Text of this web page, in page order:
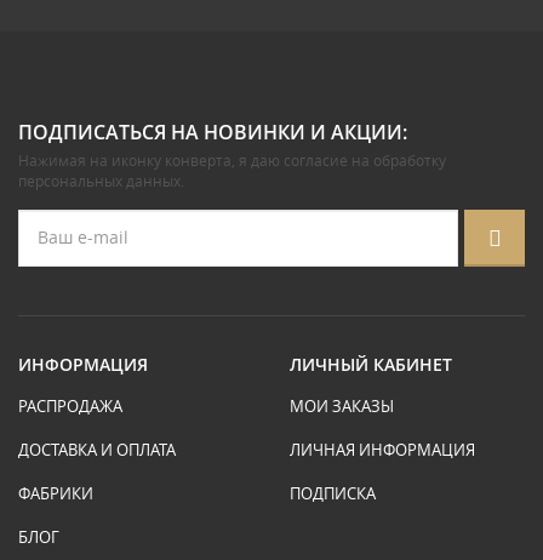
ПОДПИСАТЬСЯ НА НОВИНКИ И АКЦИИ:
Нажимая на иконку конверта, я даю согласие на обработку
персональных данных.
ИНФОРМАЦИЯ
РАСПРОДАЖА
ДОСТАВКА И ОПЛАТА
ФАБРИКИ
БЛОГ
ЛИЧНЫЙ КАБИНЕТ
МОИ ЗАКАЗЫ
ЛИЧНАЯ ИНФОРМАЦИЯ
ПОДПИСКА